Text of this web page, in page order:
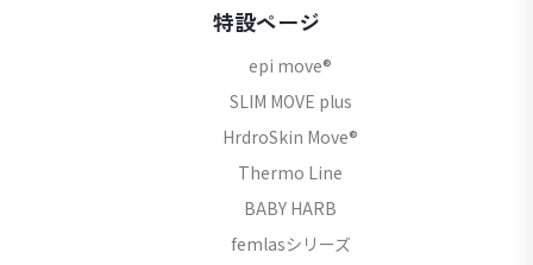
特設ページ
epi move®
SLIM MOVE plus
HrdroSkin Move®
Thermo Line
BABY HARB
femlasシリーズ